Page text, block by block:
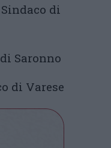
di
Saronno
di Varese